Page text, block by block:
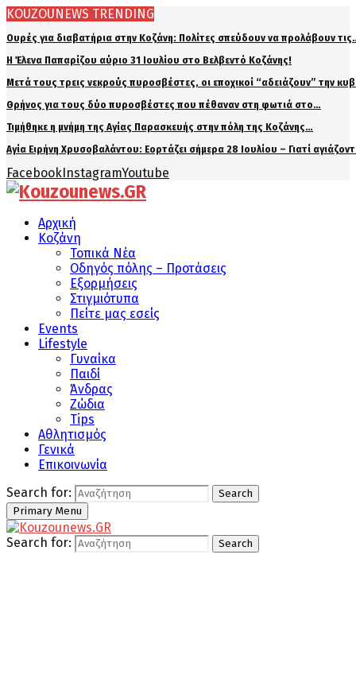
KOUZOUNEWS TRENDING
Ουρές για διαβατήρια στην Κοζάνη: Πολίτες σπεύδουν να προλάβουν
Η Έλενα Παπαρίζου αύριο 31 Ιουλίου στο Βελβεντό Κοζάνης!
Μετά τους τρεις νεκρούς πυροσβέστες, οι εποχικοί “αδειάζουν” την
Θρήνος για τους δύο πυροσβέστες που πέθαναν στη φωτιά στο…
Τιμήθηκε η μνήμη της Αγίας Παρασκευής στην πόλη της Κοζάνης…
Αγία Ειρήνη Χρυσοβαλάντου: Εορτάζει σήμερα 28 Ιουλίου – Γιατί
FacebookInstagramYoutube
Αρχική
Κοζάνη
Τοπικά Νέα
Οδηγός πόλης – Προτάσεις
Εξορμήσεις
Στιγμιότυπα
Πείτε μας εσείς
Events
Lifestyle
Γυναίκα
Παιδί
Άνδρας
Ζώδια
Tips
Αθλητισμός
Γενικά
Επικοινωνία
Search for:
Search
Primary Menu
Search for: Search